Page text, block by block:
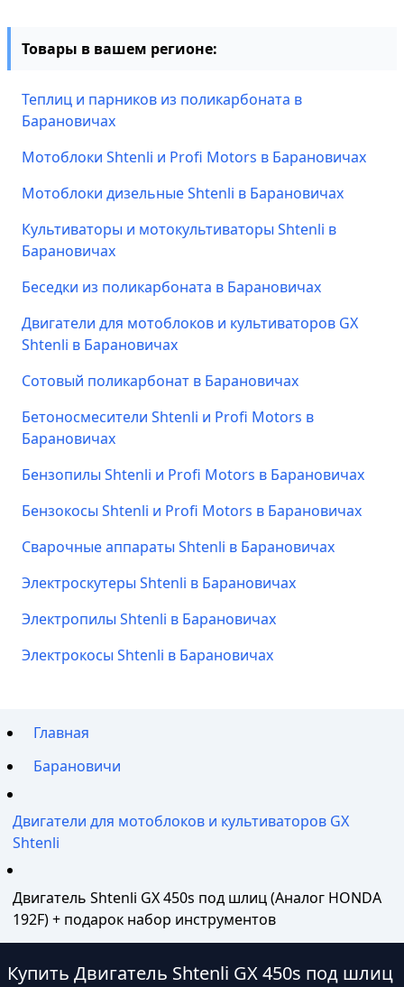
Товары в вашем регионе:
Теплиц и парников из поликарбоната в
Барановичах
Мотоблоки Shtenli и Profi Motors в Барановичах
Мотоблоки дизельные Shtenli в Барановичах
Культиваторы и мотокультиваторы Shtenli в
Барановичах
Беседки из поликарбоната в Барановичах
Двигатели для мотоблоков и культиваторов GX
Shtenli в Барановичах
Сотовый поликарбонат в Барановичах
Бетоносмесители Shtenli и Profi Motors в
Барановичах
Бензопилы Shtenli и Profi Motors в Барановичах
Бензокосы Shtenli и Profi Motors в Барановичах
Сварочные аппараты Shtenli в Барановичах
Электроскутеры Shtenli в Барановичах
Электропилы Shtenli в Барановичах
Электрокосы Shtenli в Барановичах
Главная
Барановичи
Двигатели для мотоблоков и культиваторов GX
Shtenli
Двигатель Shtenli GX 450s под шлиц (Аналог HONDA
192F) + подарок набор инструментов
Купить Двигатель Shtenli GX 450s под шлиц